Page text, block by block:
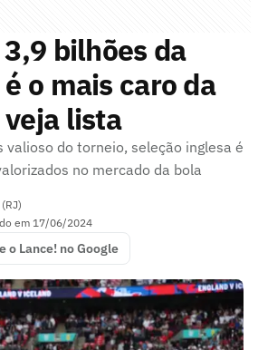
bilhões da
o mais caro da
lista
valioso do torneio, seleção inglesa é
no mercado da bola
em 17/06/2024
o Lance! no Google